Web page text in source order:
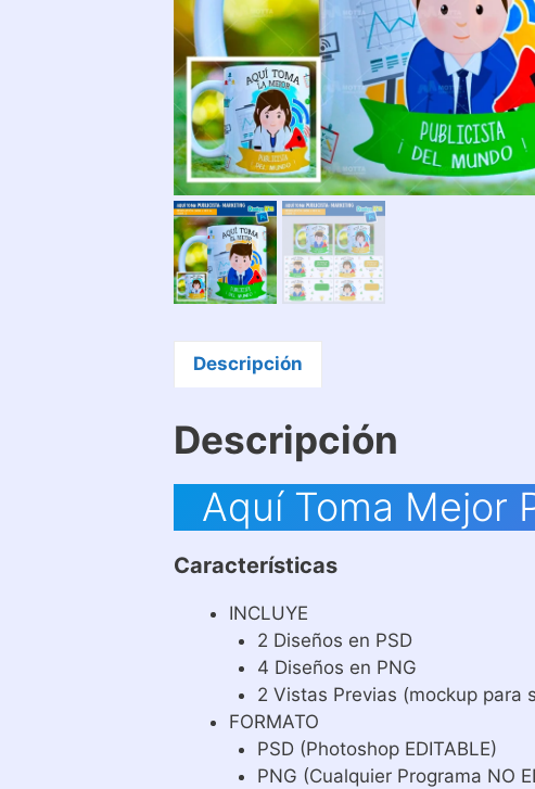
Descripción
Descripción
Aquí Toma Mejor
Características
INCLUYE
2 Diseños en PSD
4 Diseños en PNG
2 Vistas Previas (mockup para
FORMATO
PSD (Photoshop EDITABLE)
PNG (Cualquier Programa NO